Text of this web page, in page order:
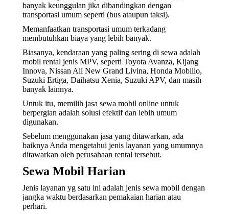
banyak keunggulan jika dibandingkan dengan
transportasi umum seperti (bus ataupun taksi).
Memanfaatkan transportasi umum terkadang
membutuhkan biaya yang lebih banyak.
Biasanya, kendaraan yang paling sering di sewa adalah
mobil rental jenis MPV, seperti Toyota Avanza, Kijang
Innova, Nissan All New Grand Livina, Honda Mobilio,
Suzuki Ertiga, Daihatsu Xenia, Suzuki APV, dan masih
banyak lainnya.
Untuk itu, memilih jasa sewa mobil online untuk
berpergian adalah solusi efektif dan lebih umum
digunakan.
Sebelum menggunakan jasa yang ditawarkan, ada
baiknya Anda mengetahui jenis layanan yang umumnya
ditawarkan oleh perusahaan rental tersebut.
Sewa Mobil Harian
Jenis layanan yg satu ini adalah jenis sewa mobil dengan
jangka waktu berdasarkan pemakaian harian atau
perhari.